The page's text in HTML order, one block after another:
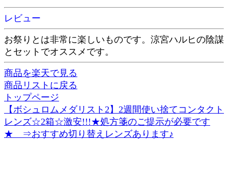
レビュー
お祭りとは非常に楽しいものです。涼宮ハルヒの陰謀
とセットでオススメです。
商品を楽天で見る
商品リストに戻る
トップページ
【ボシュロムメダリスト2】2週間使い捨てコンタクト
レンズ☆2箱☆激安!!!★処方箋のご提示が必要です
★ ⇒おすすめ切り替えレンズあります♪